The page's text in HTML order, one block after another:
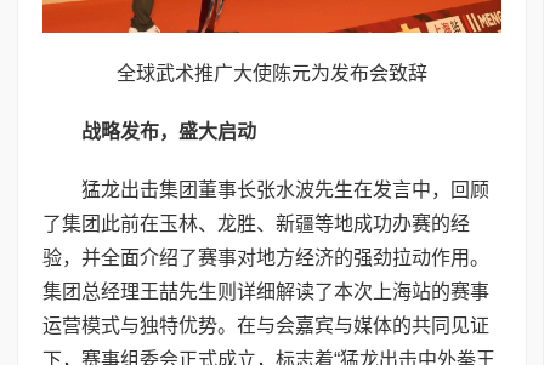
全球武术推广大使陈元为发布会致辞
战略发布，盛大启动
猛龙出击集团董事长张水波先生在发言中，回顾
了集团此前在玉林、龙胜、新疆等地成功办赛的经
验，并全面介绍了赛事对地方经济的强劲拉动作用。
集团总经理王喆先生则详细解读了本次上海站的赛事
运营模式与独特优势。在与会嘉宾与媒体的共同见证
下，赛事组委会正式成立，标志着“猛龙出击中外拳王